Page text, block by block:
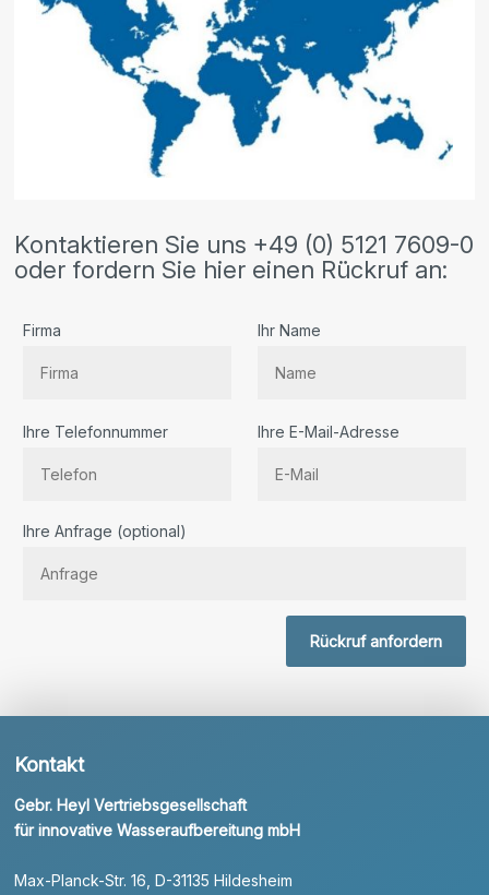
Kontaktieren Sie uns +49 (0) 5121 7609-0
oder fordern Sie hier einen Rückruf an:
Firma Ihr Name
Ihre Telefonnummer Ihre E-Mail-Adresse
Ihre Anfrage (optional)
Rückruf anfordern
Kontakt
Gebr. Heyl Vertriebsgesellschaft
für innovative Wasseraufbereitung mbH
Max-Planck-Str. 16, D-31135 Hildesheim